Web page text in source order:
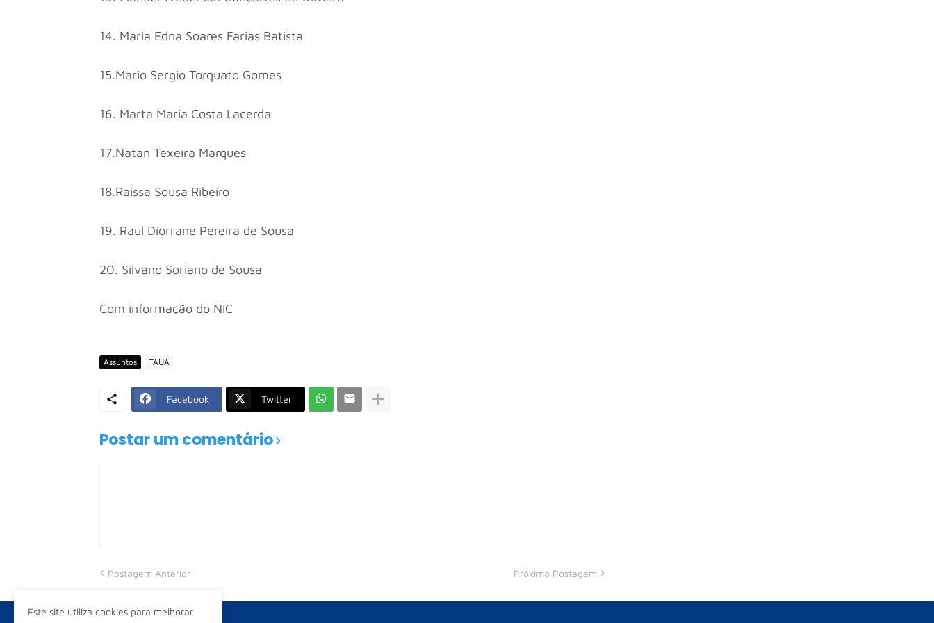
14. Maria Edna Soares Farias Batista
15.Mario Sergio Torquato Gomes
16. Marta Maria Costa Lacerda
17.Natan Texeira Marques
18.Raissa Sousa Ribeiro
19. Raul Diorrane Pereira de Sousa
20. Silvano Soriano de Sousa
Com informação do NIC
Assuntos TAUÁ
Facebook Twitter
Postar um comentário
Postagem Anterior Próxima Postagem
Este site utiliza cookies para melhorar